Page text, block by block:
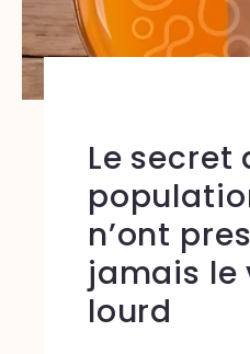
Le secret
n’ont
jamais le
lourd